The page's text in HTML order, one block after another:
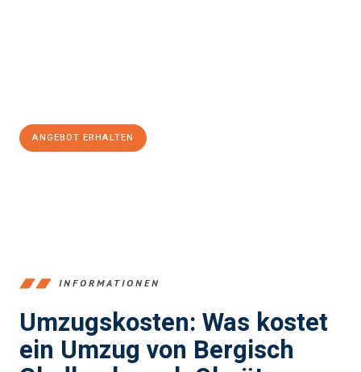
ANGEBOT ERHALTEN
INFORMATIONEN
Umzugskosten: Was kostet
ein Umzug von Bergisch